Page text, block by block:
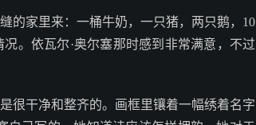
家里来：一桶牛奶，一只猪，两只鹅，10
。依瓦尔·奥尔塞那时感到非常满意，不过
干净和整齐的。画框里镶着一幅绣着名字